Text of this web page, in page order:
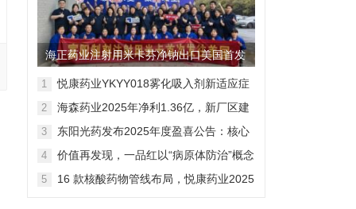
海正药业注射用米卡芬净钠出口美国首发
制剂全球化迈出关键一步
1
悦康药业YKYY018雾化吸入剂新适应症
感染防治
2
海森药业2025年净利1.36亿，新厂区建
3
东阳光药发布2025年度盈喜公告：核心
维度
4
价值再发现，一品红以“病原体防治”概念
5
16 款核酸药物管线布局，悦康药业2025